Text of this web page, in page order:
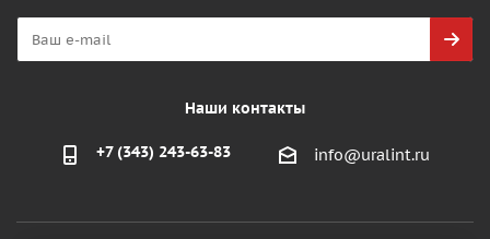
Наши контакты
+7 (343) 243-63-83 info@uralint.ru